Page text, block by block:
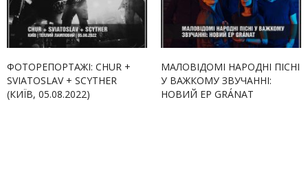
ФОТОРЕПОРТАЖІ: CHUR +
SVIATOSLAV + SCYTHER
(КИЇВ, 05.08.2022)
МАЛОВІДОМІ НАРОДНІ ПІСНІ
У ВАЖКОМУ ЗВУЧАННІ:
НОВИЙ EP GRÁNAT